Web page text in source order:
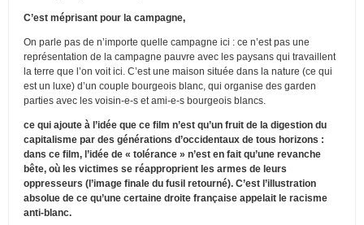
C’est méprisant pour la campagne,
On parle pas de n’importe quelle campagne ici : ce n’est pas une
représentation de la campagne pauvre avec les paysans qui travaillent
la terre que l’on voit ici. C’est une maison située dans la nature (ce qui
est un luxe) d’un couple bourgeois blanc, qui organise des garden
parties avec les voisin-e-s et ami-e-s bourgeois blancs.
ce qui ajoute à l’idée que ce film n’est qu’un fruit de la digestion du
capitalisme par des générations d’occidentaux de tous horizons :
dans ce film, l’idée de « tolérance » n’est en fait qu’une revanche
bête, où les victimes se réapproprient les armes de leurs
oppresseurs (l’image finale du fusil retourné). C’est l’illustration
absolue de ce qu’une certaine droite française appelait le racisme
anti-blanc.